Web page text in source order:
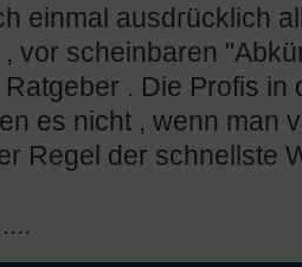
einmal ausdrücklich
vor scheinbaren
. Die Profis in
es nicht , wenn man
Regel der schnellste